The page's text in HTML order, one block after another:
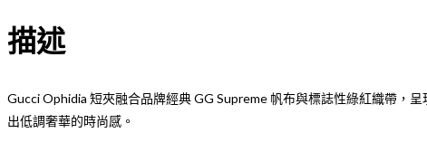
深
雙
折
描述
Gucci Ophidia 短夾融合品牌經典 GG Supreme 帆布與標誌性綠紅織帶，
出低調奢華的時尚感。